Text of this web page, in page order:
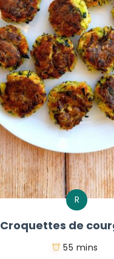
R
Croquettes de
55 mins